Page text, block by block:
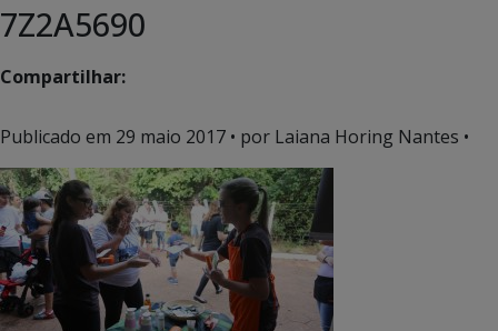
7Z2A5690
Compartilhar:
Publicado em 29 maio 2017 • por Laiana Horing Nantes •